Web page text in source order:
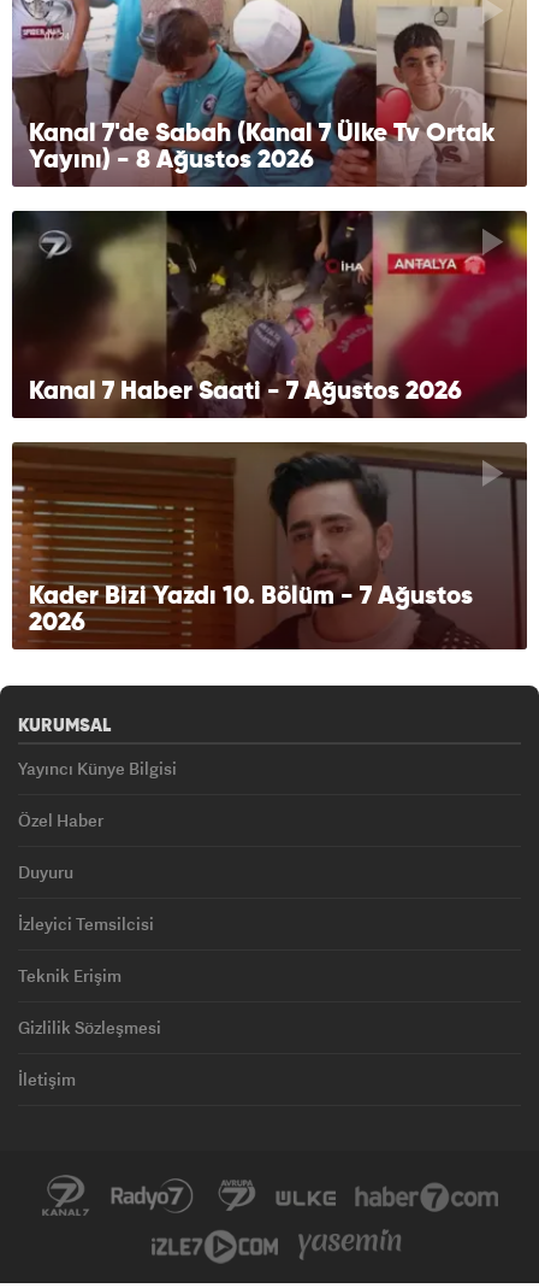
Kanal 7'de Sabah (Kanal 7 Ülke Tv Ortak
Yayını) - 8 Ağustos 2026
Kanal 7 Haber Saati - 7 Ağustos 2026
Kader Bizi Yazdı 10. Bölüm - 7 Ağustos
2026
KURUMSAL
Yayıncı Künye Bilgisi
Özel Haber
Duyuru
İzleyici Temsilcisi
Teknik Erişim
Gizlilik Sözleşmesi
İletişim